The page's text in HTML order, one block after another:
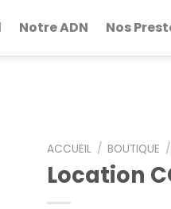
Notre ADN Nos
ACCUEIL / BOUTIQUE /
Location